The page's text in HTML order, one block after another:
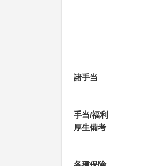
諸手当
手当/福利
厚生備考